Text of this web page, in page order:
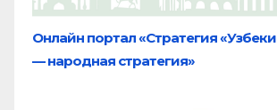
Онлайн портал «Стратегия
— народная стратегия»